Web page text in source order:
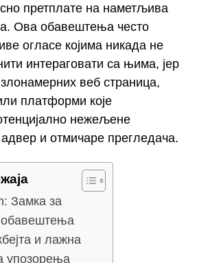
претплате на наметљива
Ова обавештења често
огласе којима никада не
интераговати са њима, јер
веб страница,
платформи које
нежељене
и отмичаре прегледача.
Замка за
и лажна
упозорења